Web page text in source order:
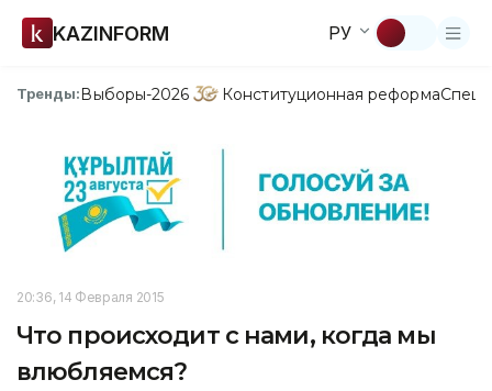
KAZINFORM РУ
Тренды:Выборы-2026 Конституционная реформа
20:36, 14 Февраля 2015
Что происходит с нами, когда мы
влюбляемся?